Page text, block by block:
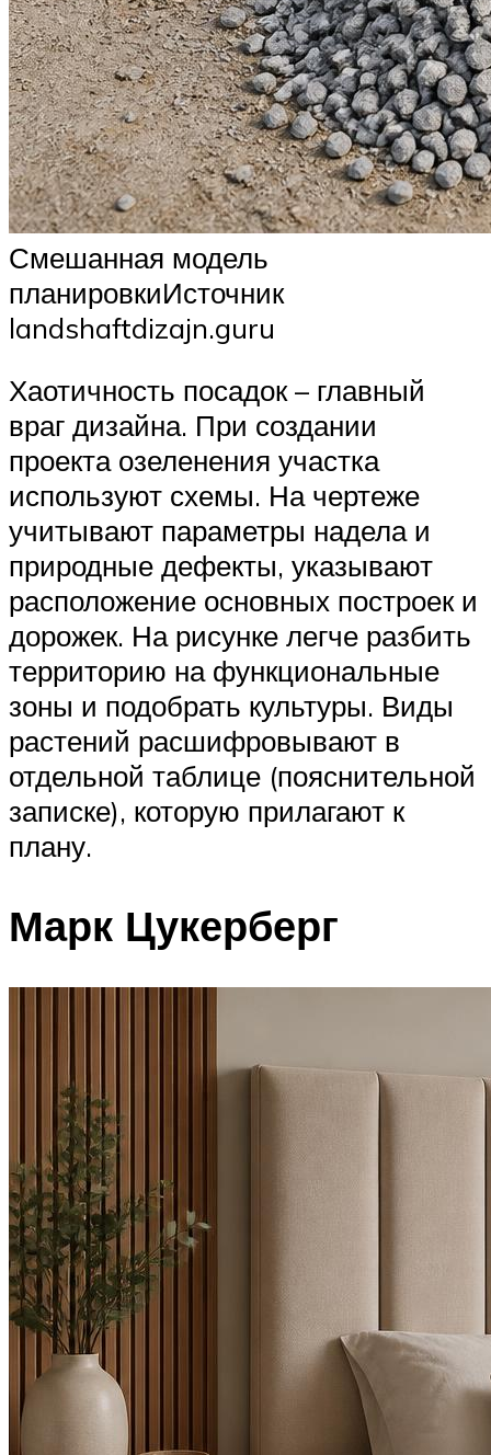
Смешанная модель
планировкиИсточник
landshaftdizajn.guru
Хаотичность посадок – главный
враг дизайна. При создании
проекта озеленения участка
используют схемы. На чертеже
учитывают параметры надела и
природные дефекты, указывают
расположение основных построек и
дорожек. На рисунке легче разбить
территорию на функциональные
зоны и подобрать культуры. Виды
растений расшифровывают в
отдельной таблице (пояснительной
записке), которую прилагают к
плану.
Марк Цукерберг